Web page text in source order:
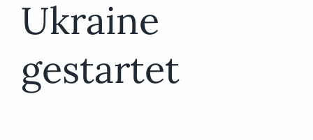
Ukraine
gestartet